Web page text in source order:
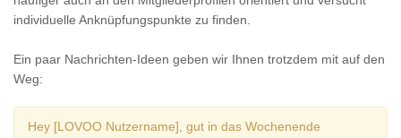
individuelle Anknüpfungspunkte zu finden.
Ein paar Nachrichten-Ideen geben wir Ihnen trotzdem mit auf den
Weg:
Hey [LOVOO Nutzername], gut in das Wochenende